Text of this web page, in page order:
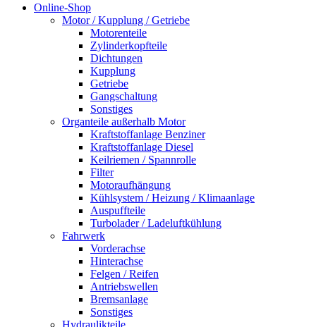
Online-Shop
Motor / Kupplung / Getriebe
Motorenteile
Zylinderkopfteile
Dichtungen
Kupplung
Getriebe
Gangschaltung
Sonstiges
Organteile außerhalb Motor
Kraftstoffanlage Benziner
Kraftstoffanlage Diesel
Keilriemen / Spannrolle
Filter
Motoraufhängung
Kühlsystem / Heizung / Klimaanlage
Auspuffteile
Turbolader / Ladeluftkühlung
Fahrwerk
Vorderachse
Hinterachse
Felgen / Reifen
Antriebswellen
Bremsanlage
Sonstiges
Hydraulikteile